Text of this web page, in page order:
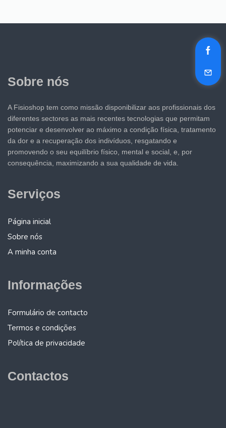
Sobre nós
A Fisioshop tem como missão disponibilizar aos profissionais dos
diferentes sectores as mais recentes tecnologias que permitam
potenciar e desenvolver ao máximo a condição física, tratamento
da dor e a recuperação dos indivíduos, resgatando e
promovendo o seu equilíbrio físico, mental e social, e, por
consequência, maximizando a sua qualidade de vida.
Serviços
Página inicial
Sobre nós
A minha conta
Informações
Formulário de contacto
Termos e condições
Política de privacidade
Contactos